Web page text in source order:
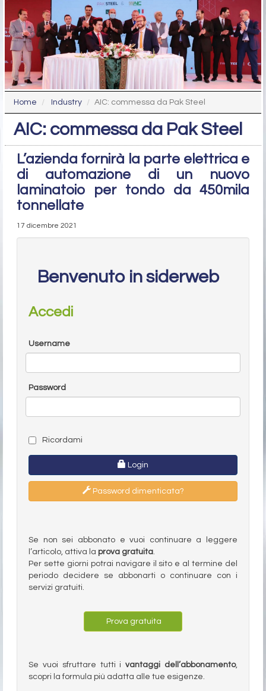
Home Industry AIC: commessa da Pak Steel
AIC: commessa da Pak Steel
L’azienda fornirà la parte elettrica e
di automazione di un nuovo
laminatoio per tondo da 450mila
tonnellate
17 dicembre 2021
Benvenuto in siderweb
Accedi
Username
Password
Ricordami
Login
Password dimenticata?
Se non sei abbonato e vuoi continuare a leggere
l’articolo, attiva la prova gratuita.
Per sette giorni potrai navigare il sito e al termine del
periodo decidere se abbonarti o continuare con i
servizi gratuiti.
Prova gratuita
Se vuoi sfruttare tutti ivantaggi dell’abbonamento,
scopri la formula più adatta alle tue esigenze.